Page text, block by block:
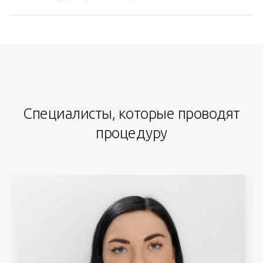
Специалисты, которые проводят
процедуру